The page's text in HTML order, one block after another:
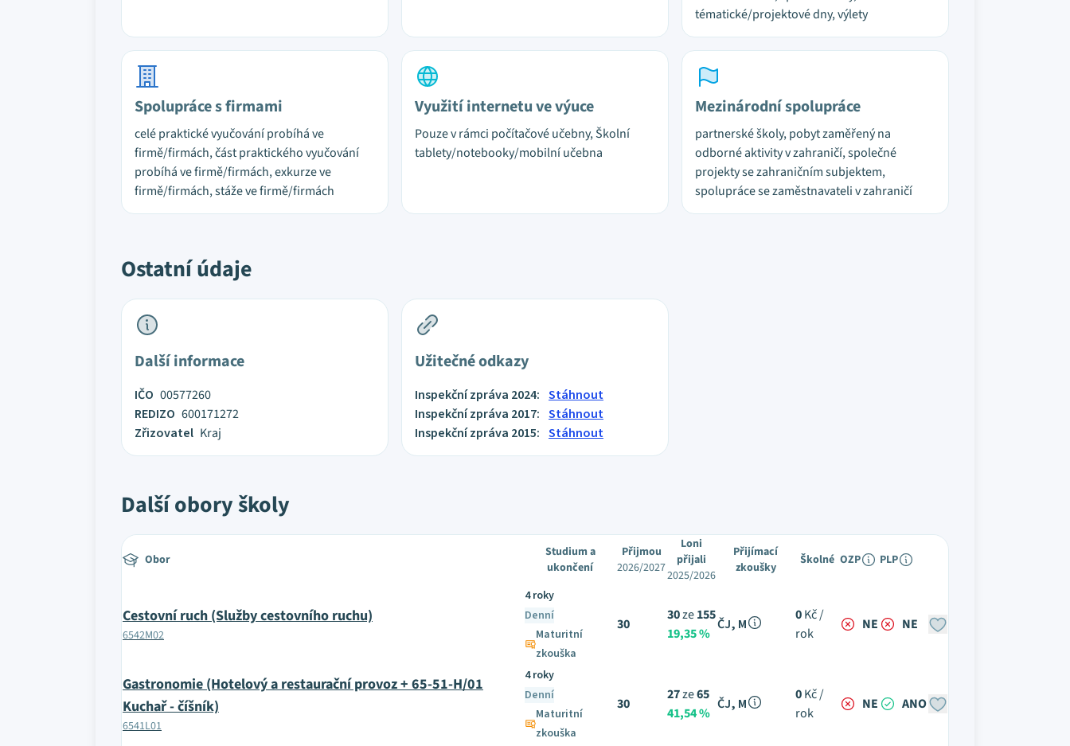
tématické/projektové dny, výlety
Spolupráce s firmami
celé praktické vyučování probíhá ve
firmě/firmách, část praktického vyučování
probíhá ve firmě/firmách, exkurze ve
firmě/firmách, stáže ve firmě/firmách
Využití internetu ve výuce
Pouze v rámci počítačové učebny, Školní
tablety/notebooky/mobilní učebna
Mezinárodní spolupráce
partnerské školy, pobyt zaměřený na
odborné aktivity v zahraničí, společné
projekty se zahraničním subjektem,
spolupráce se zaměstnavateli v zahraničí
Ostatní údaje
Další informace
IČO 00577260
REDIZO 600171272
Zřizovatel Kraj
Užitečné odkazy
Inspekční zpráva 2024: Stáhnout
Inspekční zpráva 2017: Stáhnout
Inspekční zpráva 2015: Stáhnout
Další obory školy
Obor
Studium a
ukončení
Přijmou
2026/2027
Loni
přijali
2025/2026
Přijímací
zkoušky
Školné OZP PLP
Cestovní ruch (Služby cestovního ruchu)
6542M02
4 roky
Denní
Maturitní
zkouška
30
30ze155
19,35 %
ČJ, M
0Kč /
rok
NE NE
Gastronomie (Hotelový a restaurační provoz + 65-51-H/01
Kuchař - číšník)
6541L01
4 roky
Denní
Maturitní
zkouška
30
27ze65
41,54 %
ČJ, M
0Kč /
rok
NE ANO